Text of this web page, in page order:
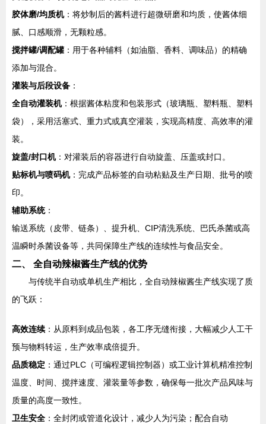
胶体磨/均质机：将炒制后的酱料进行超微研磨和均质，使酱体细
腻、口感顺滑，无颗粒感。
搅拌罐/调配罐 ：用于各种辅料（如油脂、香料、调味品）的精确
添加与混合。
灌装与后段设备 ：
全自动灌装机：根据酱体粘度和包装形式（玻璃瓶、塑料瓶、塑料
袋），采用活塞式、重力式或真空灌装，实现高精度、高效率的灌
装。
旋盖/封口机：对灌装后的容器进行自动旋盖、压盖或封口。
贴标机与喷码机：完成产品标签的自动粘贴及生产日期、批号的喷
印。
辅助系统：
输送系统（皮带、链条）、提升机、CIP清洗系统、巴氏杀菌或高
温瞬时杀菌设备等，共同保障生产线的连续性与食品安全。
二、 全自动辣椒酱生产线的优势
与传统半自动或单机生产相比，全自动辣椒酱生产线实现了质
的飞跃：
高效连续：从原料到成品包装，各工序无缝衔接，大幅减少人工干
预与物料转运，生产效率成倍提升。
品质稳定 ：通过PLC（可编程逻辑控制器）或工业计算机精准控制
温度、时间、搅拌速度、灌装量等参数，确保每一批次产品风味与
质量的高度一致性。
卫生安全 ：全封闭或管道化设计，减少人为污染；配合自动